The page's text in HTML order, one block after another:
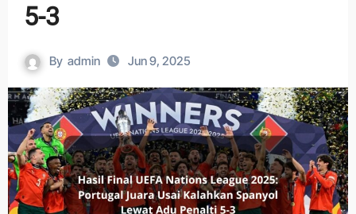
5-3
By admin Jun 9, 2025